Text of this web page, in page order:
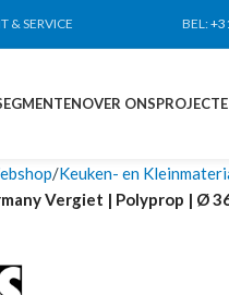
& SERVICE BEL:
OVER ONS
Keuken- en
Vergiet | Polyprop | Ø